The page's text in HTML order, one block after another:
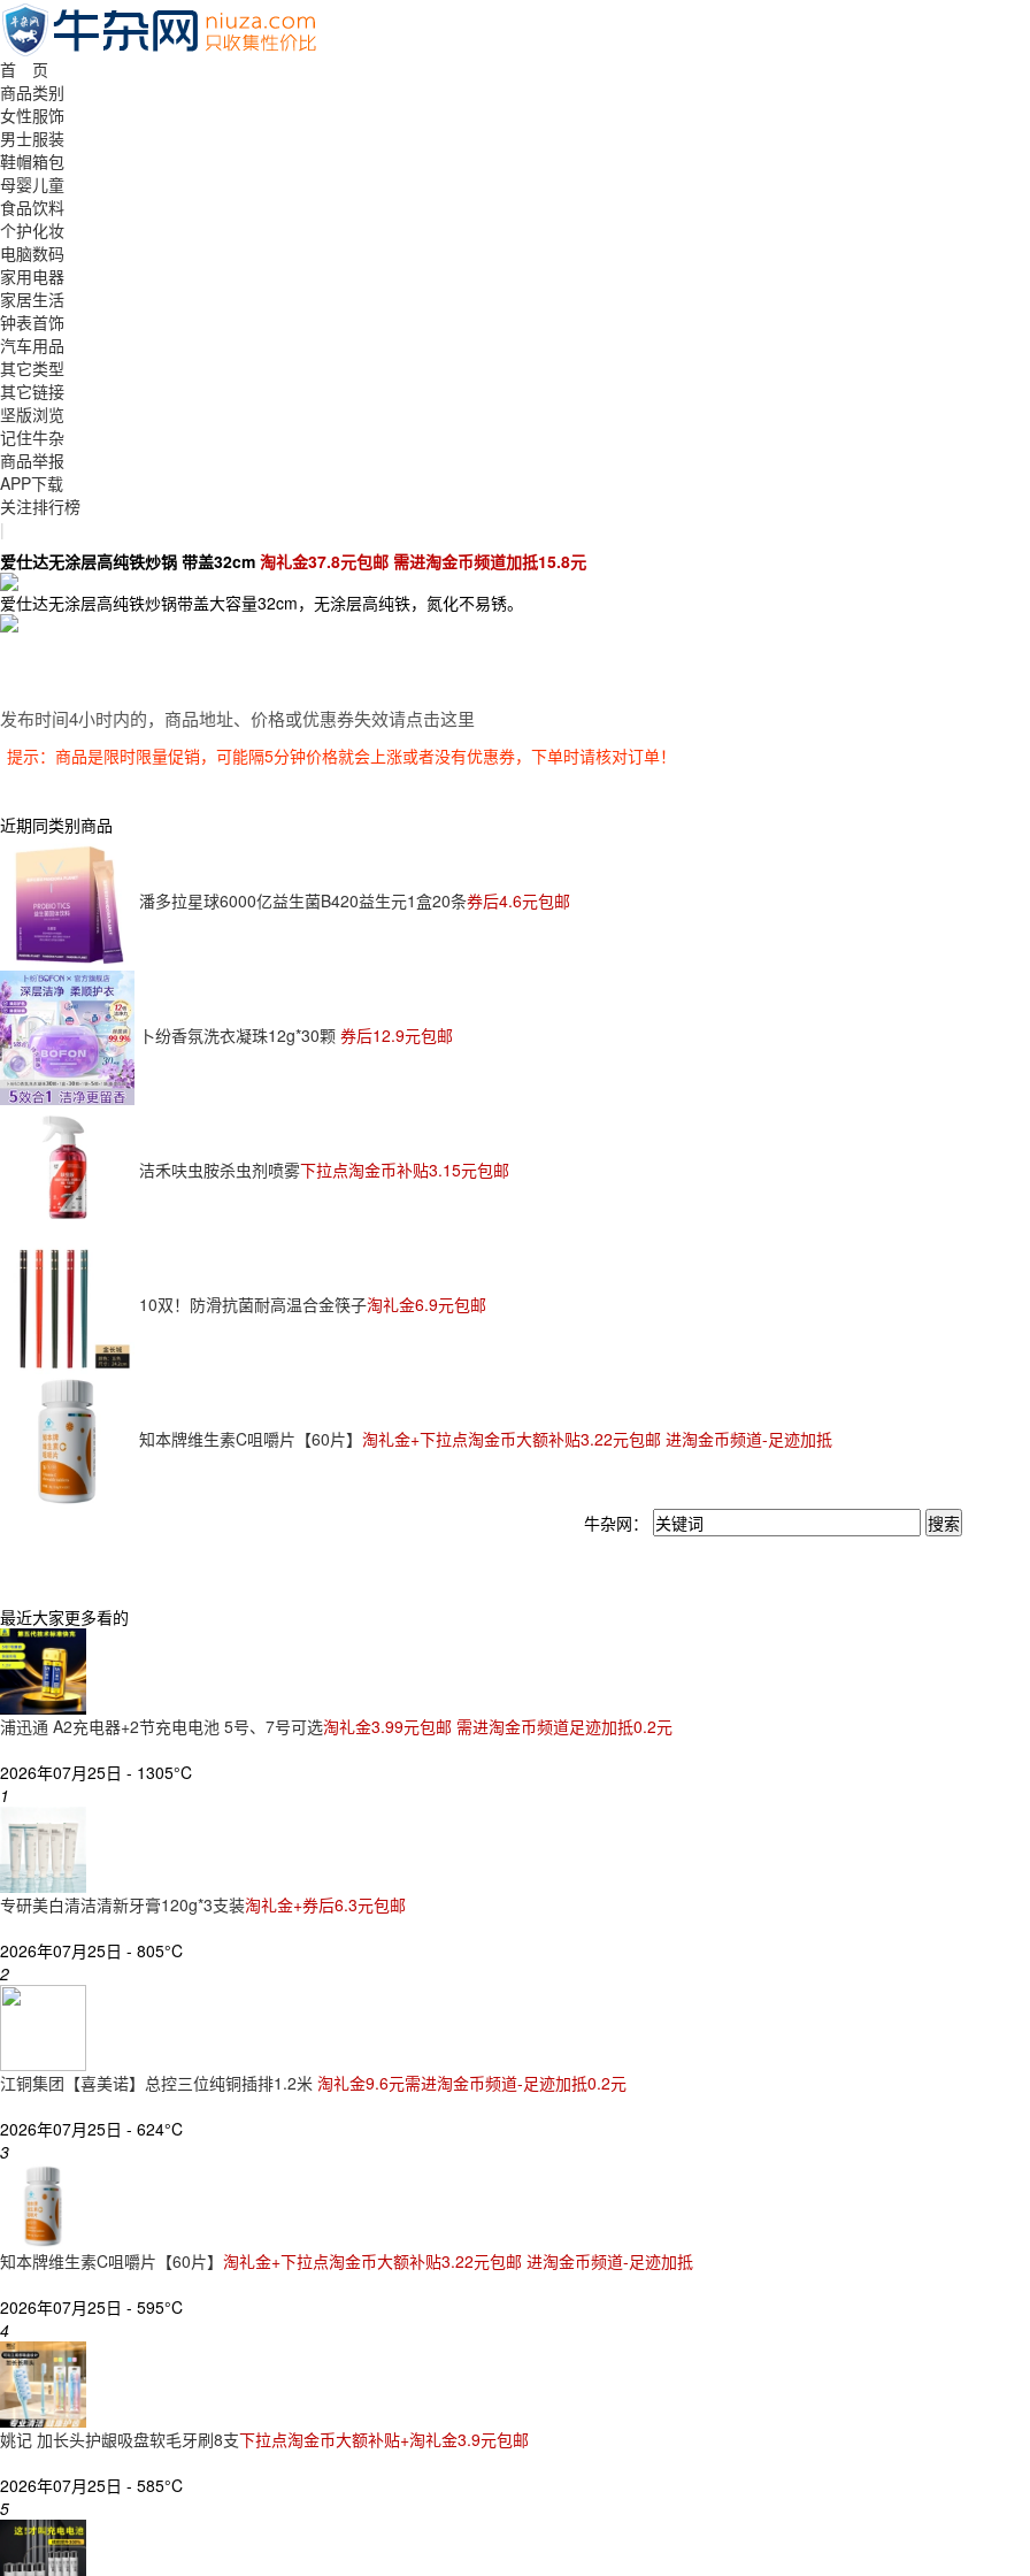
首 页
商品类别
女性服饰
男士服装
鞋帽箱包
母婴儿童
食品饮料
个护化妆
电脑数码
家用电器
家居生活
钟表首饰
汽车用品
其它类型
其它链接
坚版浏览
记住牛杂
商品举报
APP下载
关注排行榜
|
爱仕达无涂层高纯铁炒锅 带盖32cm 淘礼金37.8元包邮 需进淘金币频道加抵15.8元
爱仕达无涂层高纯铁炒锅带盖大容量32cm，无涂层高纯铁，氮化不易锈。
发布时间4小时内的，商品地址、价格或优惠券失效请点击这里
提示：商品是限时限量促销，可能隔5分钟价格就会上涨或者没有优惠券，下单时请核对订单！
近期同类别商品
潘多拉星球6000亿益生菌B420益生元1盒20条券后4.6元包邮
卜纷香氛洗衣凝珠12g*30颗 券后12.9元包邮
洁禾呋虫胺杀虫剂喷雾下拉点淘金币补贴3.15元包邮
10双！防滑抗菌耐高温合金筷子淘礼金6.9元包邮
知本牌维生素C咀嚼片【60片】 淘礼金+下拉点淘金币大额补贴3.22元包邮 进淘金币频道-足迹加抵
牛杂网：
最近大家更多看的
浦迅通 A2充电器+2节充电电池 5号、7号可选淘礼金3.99元包邮 需进淘金币频道足迹加抵0.2元
2026年07月25日 - 1305°C
1
专研美白清洁清新牙膏120g*3支装淘礼金+券后6.3元包邮
2026年07月25日 - 805°C
2
江铜集团【喜美诺】总控三位纯铜插排1.2米 淘礼金9.6元需进淘金币频道-足迹加抵0.2元
2026年07月25日 - 624°C
3
知本牌维生素C咀嚼片【60片】 淘礼金+下拉点淘金币大额补贴3.22元包邮 进淘金币频道-足迹加抵
2026年07月25日 - 595°C
4
姚记 加长头护龈吸盘软毛牙刷8支下拉点淘金币大额补贴+淘礼金3.9元包邮
2026年07月25日 - 585°C
5